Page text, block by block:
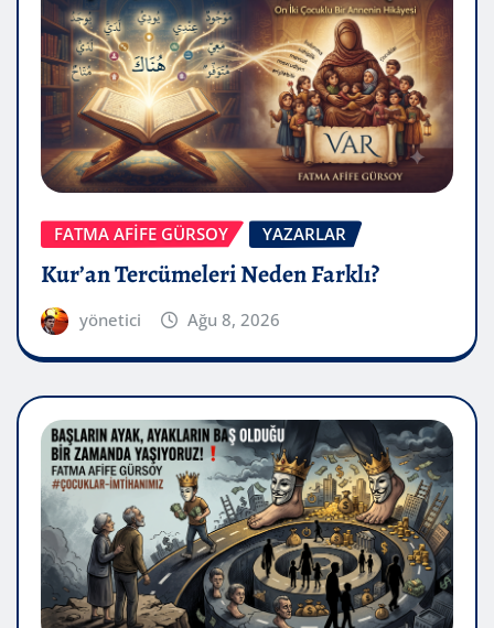
FATMA AFİFE GÜRSOY YAZARLAR
Kur’an Tercümeleri Neden Farklı?
yönetici Ağu 8, 2026